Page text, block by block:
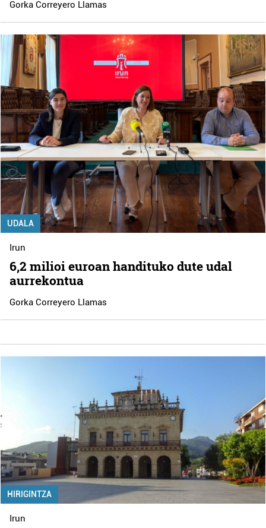
Gorka Correyero Llamas
UDALA
Irun
6,2 milioi euroan handituko dute udal
aurrekontua
Gorka Correyero Llamas
HIRIGINTZA
Irun